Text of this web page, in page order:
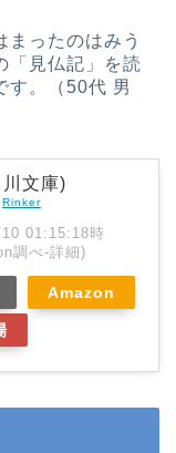
まったのはみう
「見仏記」を読
す。（50代 男
文庫)
Rinker
01:15:18時
調べ-詳細)
Amazon